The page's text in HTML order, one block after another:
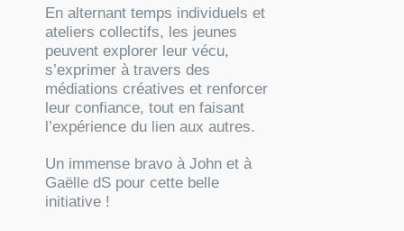
En alternant temps individuels et
ateliers collectifs, les jeunes
peuvent explorer leur vécu,
s’exprimer à travers des
médiations créatives et renforcer
leur confiance, tout en faisant
l’expérience du lien aux autres.
Un immense bravo à John et à
Gaëlle dS pour cette belle
initiative !